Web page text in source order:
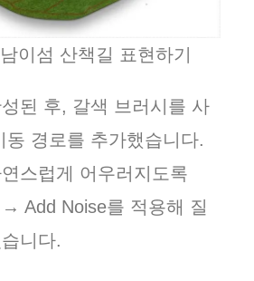
이섬 산책길 표현하기
된 후, 갈색 브러시를 사
동 경로를 추가했습니다.
스럽게 어우러지도록
Add Noise를 적용해 질
니다.